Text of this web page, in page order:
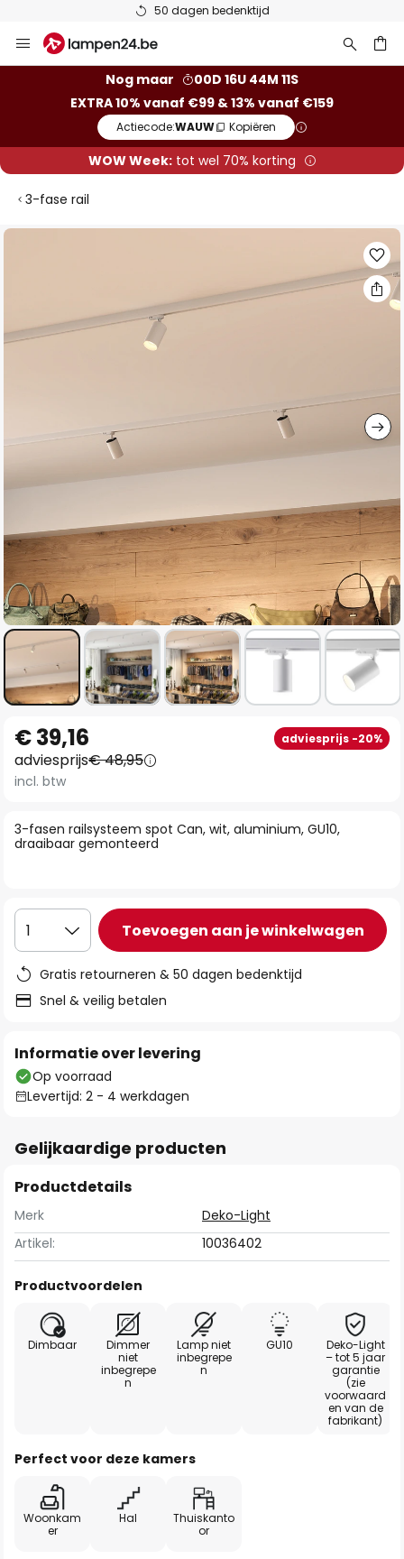
50 dagen bedenktijd
naar
Nog maar
00D 16U 44M 11S
EXTRA 10% vanaf €99 & 13% vanaf €159
Actiecode:WAUW Kopiëren
WOW Week:tot wel 70% korting
3-fase rail
Ga
van
naar
het
begin
de
afbeeldingen-
3-fasen railsysteem spot Can, wit, aluminium, GU10,
draaibaar gemonteerd
€ 39,16 adviesprijs -20%
adviesprijs€ 48,95
incl. btw
1 Toevoegen aan je winkelwagen
Gratis retourneren & 50 dagen bedenktijd
Snel & veilig betalen
Informatie over levering
Op voorraad
Levertijd: 2 - 4 werkdagen
Gelijkaardige producten
Productdetails
Merk
Deko-Light
Artikel:
10036402
Productvoordelen
Dimbaar
Dimmer
niet
inbegrepe
n
Lamp niet
inbegrepe
n
GU10
Deko-Light
– tot 5 jaar
garantie
(zie
voorwaard
en van de
fabrikant)
Perfect voor deze kamers
Woonkam
er
Hal
Thuiskanto
or